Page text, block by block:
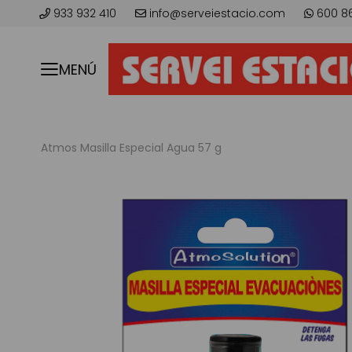
933 932 410 info@serveiestacio.com 600
MENÚ
Atmos Masilla Especial Agua 57 g